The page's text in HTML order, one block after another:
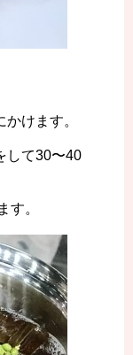
けます。
して30〜40
す。